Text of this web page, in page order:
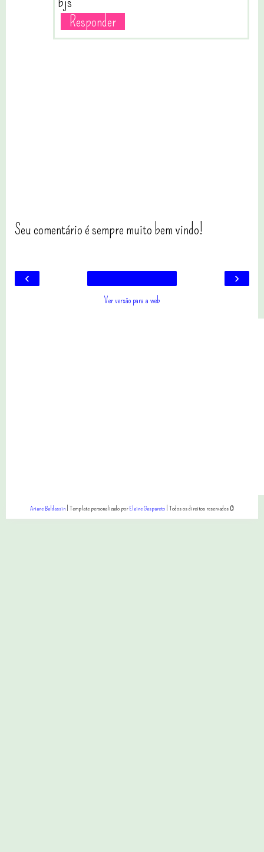
Responder
Seu comentário é sempre muito bem vindo!
‹ ›
Ver versão para a web
Ariane Baldassin| Template personalizado porElaine Gaspareto| Todos os direitos reservados ©